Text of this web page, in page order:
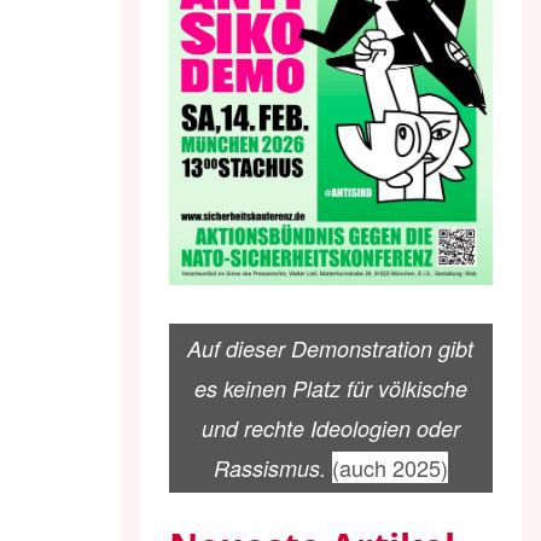
Auf dieser Demonstration gibt
es keinen Platz für völkische
und rechte Ideologien oder
Rassismus. (auch 2025)